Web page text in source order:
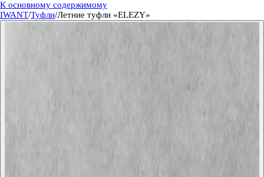
К основному содержимому
IWANT/Туфли/Летние туфли «ELEZY»